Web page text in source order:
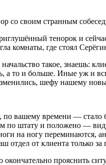
со своим странным
тенорок и
комнаты, где стоял
такое, знаешь:
а то и больше. Иные уж и
шефу нашему
вашему времени — стало
штату и положено —
на ногу
от клиента только за
окончательно прояснить